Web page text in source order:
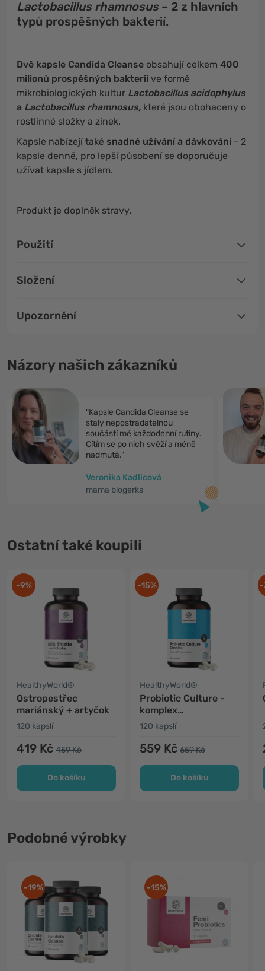
Lactobacillus rhamnosus– 2 z hlavních
typů prospěšných bakterií.
Dvě kapsle Candida Cleanse obsahují celkem 400
milionů prospěšných bakteriíve formě
mikrobiologických kultur Lactobacillus acidophylus
a Lactobacillus rhamnosus, které jsou obohaceny o
rostlinné složky a zinek.
Kapsle nabízejí také snadné užívání a dávkování- 2
kapsle denně, pro lepší působení se doporučuje
užívat kapsle s jídlem.
Produkt je doplněk stravy.
Použití
Složení
Upozornění
Názory našich zákazníků
"Kapsle Candida Cleanse se
staly nepostradatelnou
součástí mé každodenní rutiny.
Cítím se po nich svěží a méně
nadmutá."
Veronika Kadlicová
mama blogerka
Ostatní také koupili
-9%
HealthyWorld®
Ostropestřec
mariánský + artyčok
120 kapslí
419 Kč 459 Kč
Do košíku
-15%
HealthyWorld®
Probiotic Culture -
komplex
mikrobiologických
kultur
120 kapslí
559 Kč 659 Kč
Do košíku
-
Podobné výrobky
-19% -15%